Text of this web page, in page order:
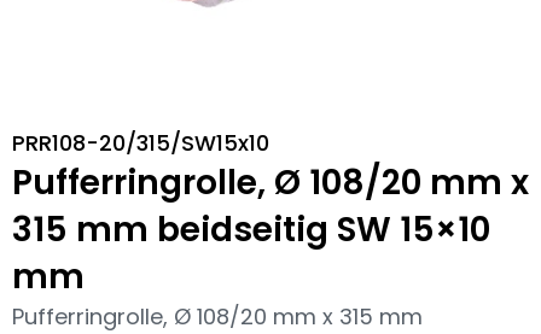
PRR108-20/315/SW15x10
Pufferringrolle, Ø 108/20 mm x
315 mm beidseitig SW 15×10
mm
Pufferringrolle, Ø 108/20 mm x 315 mm